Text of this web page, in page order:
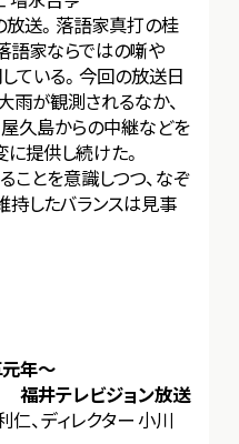
送。落語家真打の桂
語家ならではの噺や
ている。今回の放送日
雨が観測されるなか、
久島からの中継などを
提供し続けた。
とを意識しつつ、なぞ
持したバランスは見事
年～
福井テレビジョン放送
、ディレクター 小川